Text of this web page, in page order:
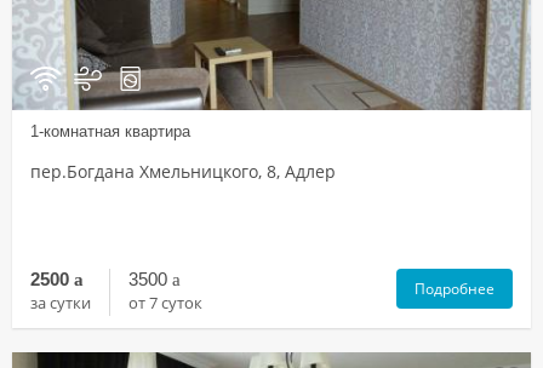
1-комнатная квартира
пер.Богдана Хмельницкого, 8, Адлер
2500 a
за сутки
3500 a
от 7 суток
Подробнее